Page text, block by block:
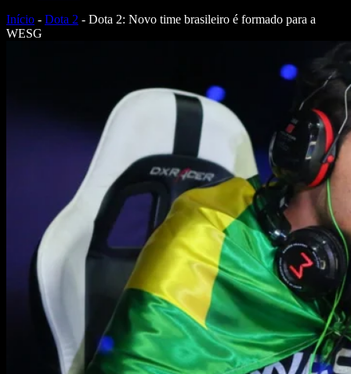
Início - Dota 2 - Dota 2: Novo time brasileiro é formado para a
WESG